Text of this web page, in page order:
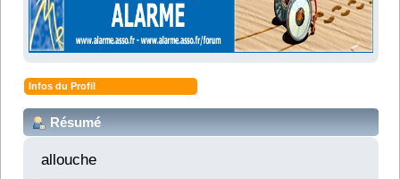
Infos du Profil
Résumé
allouche